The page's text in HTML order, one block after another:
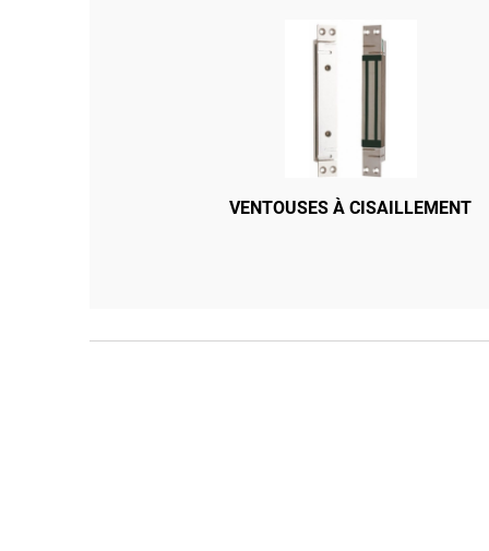
VENTOUSES À CISAILLEMENT
CRÉMONE ENCASTRER